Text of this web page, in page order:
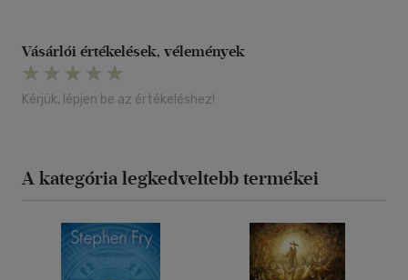
Vásárlói értékelések, vélemények
Kérjük, lépjen be az értékeléshez!
A kategória legkedveltebb termékei